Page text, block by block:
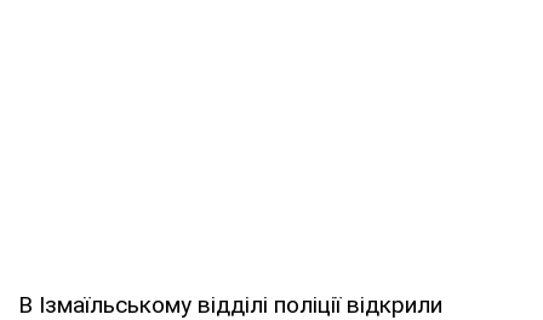
В Ізмаїльському відділі поліції відкрили